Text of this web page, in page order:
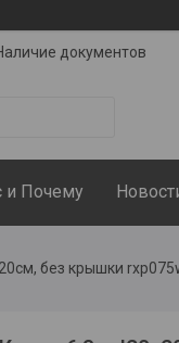
документов
и Почему
без крышки